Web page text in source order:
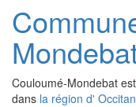
Couloumé-Mondebat
dans la région d'